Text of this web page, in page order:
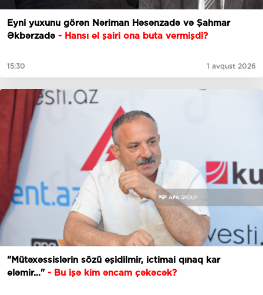
Eyni yuxunu görən Nəriman Həsənzadə və Şahmar
Əkbərzadə - Hansı el şairi ona buta vermişdi?
15:30 1 avqust 2026
"Mütəxəssislərin sözü eşidilmir, ictimai qınaq kar
eləmir…" - Bu işə kim əncam çəkəcək?